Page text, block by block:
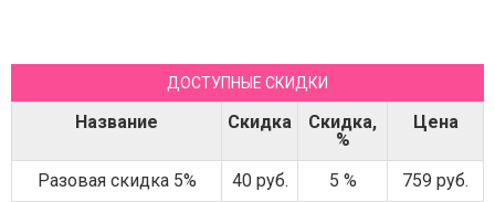
ДОСТУПНЫЕ СКИДКИ
Название Скидка
Скидка,
%
Цена
Разовая скидка 5% 40 руб. 5 %
759 руб.